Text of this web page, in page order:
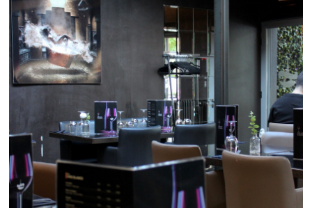
fortement l’avis final des clients. Un Restaurant Val de Marne
accessible attire plus facilement une clientèle régulière. Lors d’un
repas rapide, un Restaurant Val de Marne bien rythmé fait la
différence. Le soir venu, un Restaurant Val de Marne élégant
peut créer une vraie parenthèse. Un Restaurant Val de Marne
calme et structuré facilite les repas d’affaires. La maîtrise des
prix renforce la satisfaction des clients d’un Restaurant Val de
Marne. Les recettes emblématiques donnent du relief à un
Restaurant Val de Marne. La stabilité de la qualité compte
beaucoup dans un Restaurant Val de Marne. Les avis
permettent de mieux cerner les points forts d’un Restaurant Val
de Marne. Un Restaurant Val de Marne peut séduire avec un
style culinaire classique ou créatif. Penser à réserver un
Restaurant Val de Marne permet d’éviter l’attente. Un Restaurant
Val de Marne convivial peut répondre aux attentes des familles.